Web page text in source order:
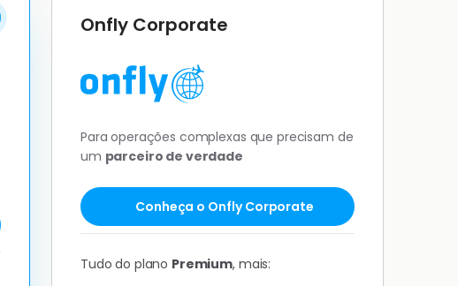
Onfly Corporate
Para operações complexas que precisam de
um parceiro de verdade
Conheça o Onfly Corporate
Tudo do plano Premium, mais: